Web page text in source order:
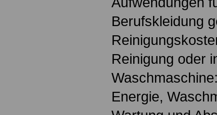
Berufskleidung
Reinigung oder
Energie,